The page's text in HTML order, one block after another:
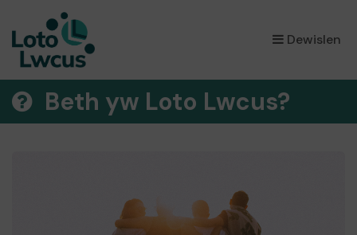
Dewislen
×
Beth yw Loto Lwcus?